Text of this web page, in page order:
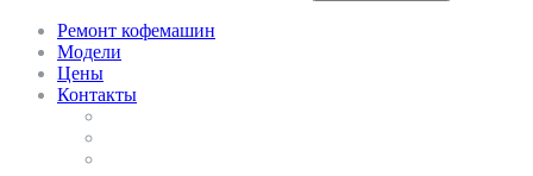
Ремонт кофемашин
Модели
Цены
Контакты